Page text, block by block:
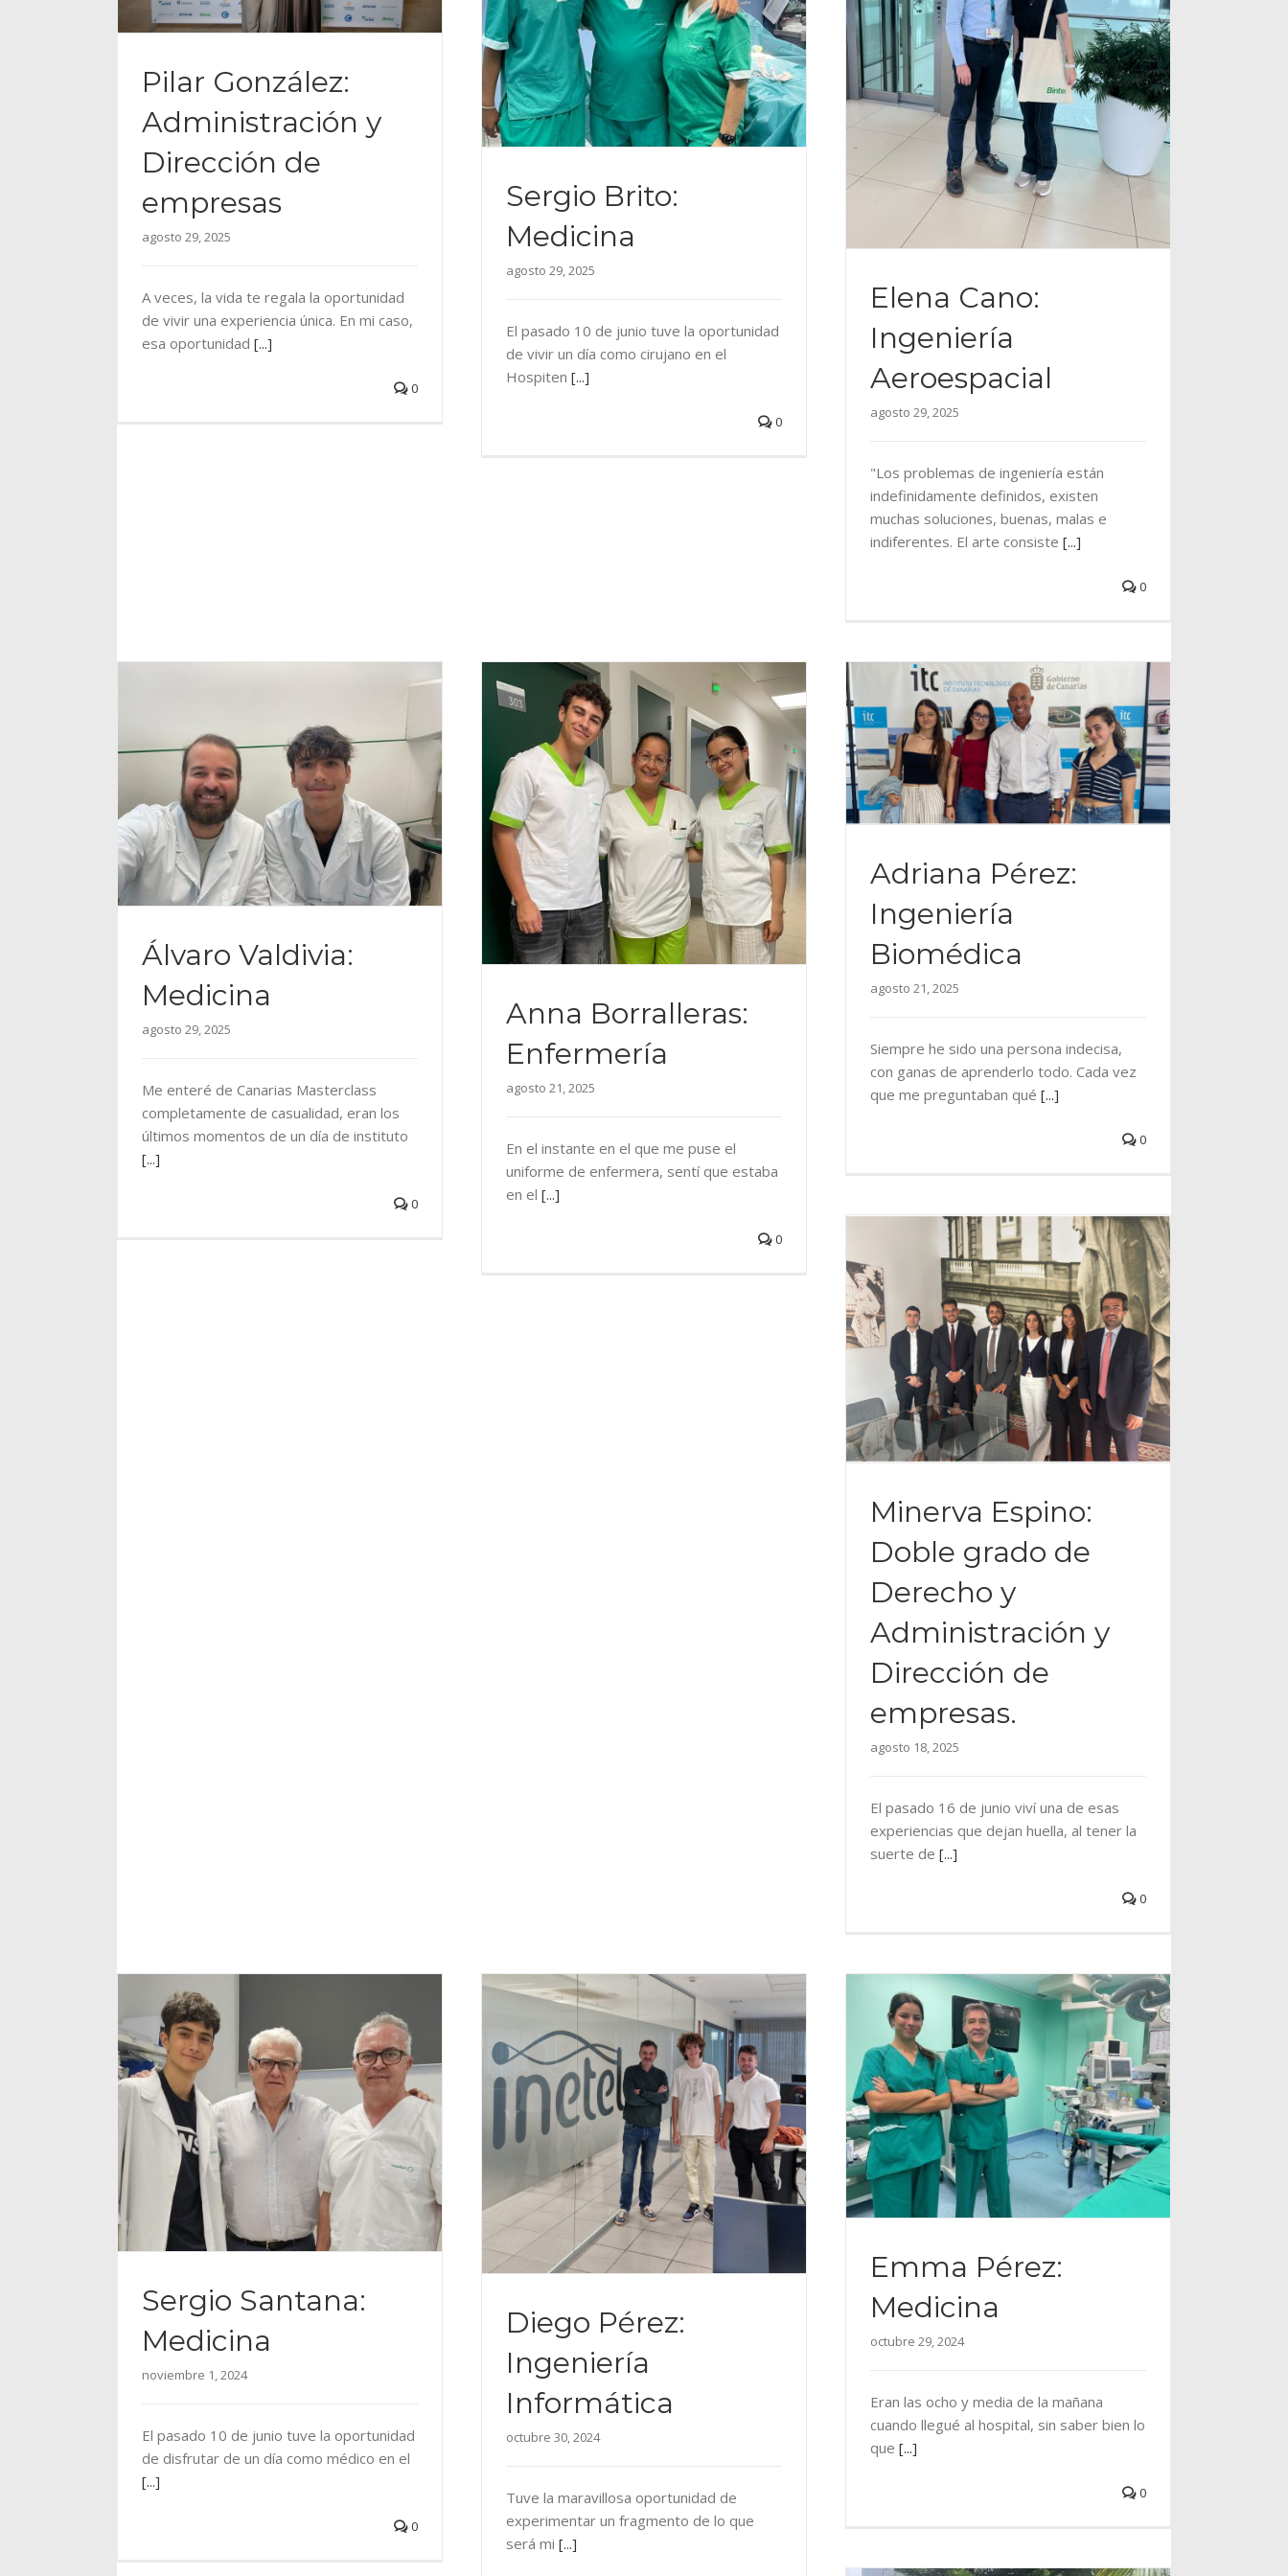
Pilar González:
Administración y
Dirección de
empresas
agosto 29, 2025
A veces, la vida te regala la oportunidad
de vivir una experiencia única. En mi caso,
esa oportunidad [...]
0
Sergio Brito:
Medicina
agosto 29, 2025
El pasado 10 de junio tuve la oportunidad
de vivir un día como cirujano en el
Hospiten [...]
0
Elena Cano:
Ingeniería
Aeroespacial
agosto 29, 2025
"Los problemas de ingeniería están
indefinidamente definidos, existen
muchas soluciones, buenas, malas e
indiferentes. El arte consiste [...]
0
Álvaro Valdivia:
Medicina
agosto 29, 2025
Me enteré de Canarias Masterclass
completamente de casualidad, eran los
últimos momentos de un día de instituto
[...]
0
Anna Borralleras:
Enfermería
agosto 21, 2025
En el instante en el que me puse el
uniforme de enfermera, sentí que estaba
en el [...]
0
Adriana Pérez:
Ingeniería
Biomédica
agosto 21, 2025
Siempre he sido una persona indecisa,
con ganas de aprenderlo todo. Cada vez
que me preguntaban qué [...]
0
Minerva Espino:
Doble grado de
Derecho y
Administración y
Dirección de
empresas.
agosto 18, 2025
El pasado 16 de junio viví una de esas
experiencias que dejan huella, al tener la
suerte de [...]
0
Sergio Santana:
Medicina
noviembre 1, 2024
El pasado 10 de junio tuve la oportunidad
de disfrutar de un día como médico en el
[...]
0
Diego Pérez:
Ingeniería
Informática
octubre 30, 2024
Tuve la maravillosa oportunidad de
experimentar un fragmento de lo que
será mi [...]
Emma Pérez:
Medicina
octubre 29, 2024
Eran las ocho y media de la mañana
cuando llegué al hospital, sin saber bien lo
que [...]
0